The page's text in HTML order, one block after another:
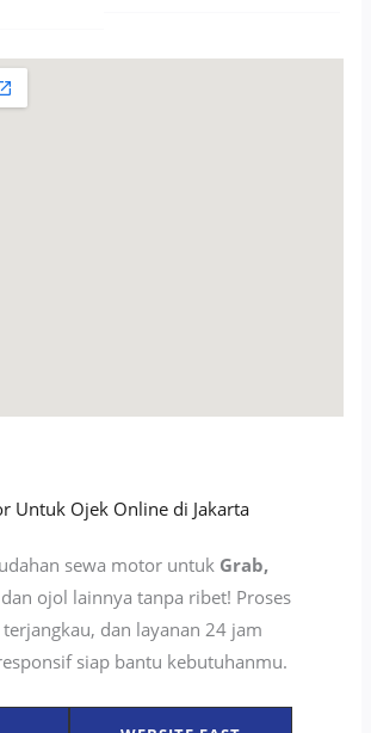
Untuk Ojek Online di Jakarta
sewa motor untuk Grab,
ojol lainnya tanpa ribet! Proses
terjangkau, dan layanan 24 jam
siap bantu kebutuhanmu.